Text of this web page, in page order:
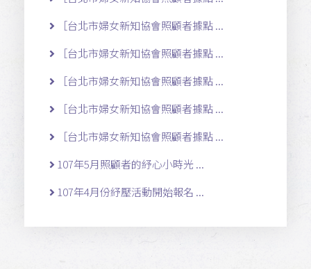
［台北市婦女新知協會照顧者據點 ...
［台北市婦女新知協會照顧者據點 ...
［台北市婦女新知協會照顧者據點 ...
［台北市婦女新知協會照顧者據點 ...
［台北市婦女新知協會照顧者據點 ...
107年5月照顧者的紓心小時光 ...
107年4月份紓壓活動開始報名 ...